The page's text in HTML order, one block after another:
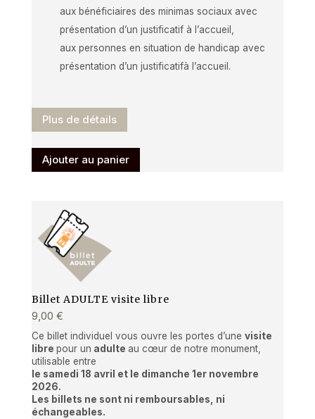
aux bénéficiaires des minimas sociaux avec
présentation d’un justificatif à l’accueil,
aux personnes en situation de handicap avec
présentation d’un justificatifà l’accueil.
Plus de détails
Ajouter au panier
Billet ADULTE visite libre
9,00 €
Ce billet individuel vous ouvre les portes d’une visite
libre pour un adulte au cœur de notre monument,
utilisable entre
le samedi 18 avril et le dimanche 1er novembre
2026.
Les billets ne sont ni remboursables, ni
échangeables.